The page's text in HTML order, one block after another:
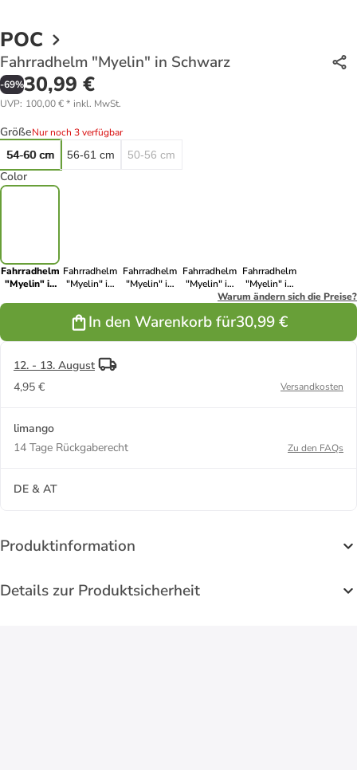
POC
Fahrradhelm "Myelin" in Schwarz
-69%30,99 €
UVP: 100,00 €* inkl. MwSt.
GrößeNur noch 3 verfügbar
54-60 cm
56-61 cm 50-56 cm
Color
Fahrradhelm
"Myelin" in
Fahrradhelm
"Myelin" in
Fahrradhelm
"Myelin" in
Fahrradhelm
"Myelin" in
Fahrradhelm
"Myelin" in
Dunkelblau
Warum ändern sich die Preise?
In den Warenkorb für30,99 €
12. - 13. August
4,95 €
Versandkosten
limango
14 Tage Rückgaberecht
Zu den FAQs
DE & AT
Produktinformation
Details zur Produktsicherheit